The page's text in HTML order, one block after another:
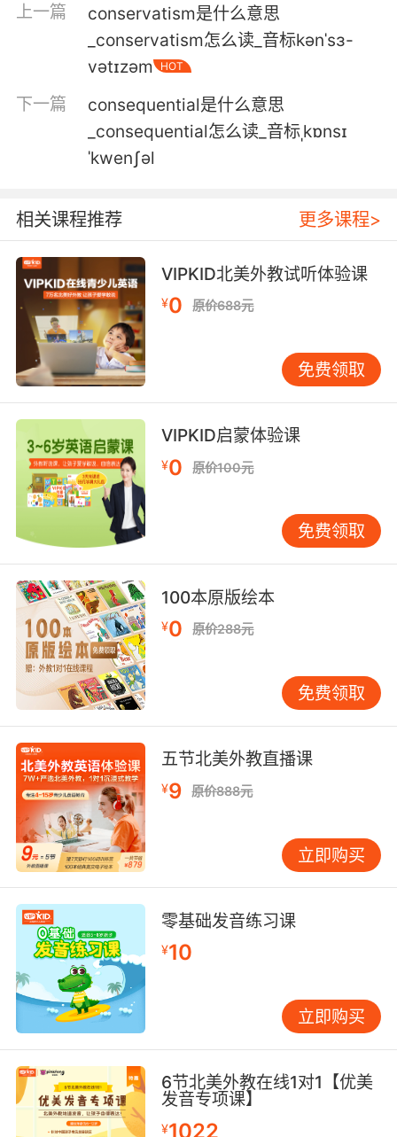
5. conservationists use them to catch and
collar mediumsize game.
6. conservationists are working hard to
protect and nurture these special forests.
林
from rangers, naturalists, conservationists,
even school groups.
我们在这里的工作 是处理来自于骑警 业余自然主
义者 环保主义者甚至是学校团体提供的信息
8. But conservationists now manage the
river's flow in such a way that it still creates
the sandbanks the cranes need.
但环境保护主义者们开始控制河水流动方式 从而
保留了鹤群所需要的沙丘
9. But if conservationists and the people who
prey can work together, there is still a chance
to save them.
但如果自然资源保护者 和不得已与这些猎食者共
同生活的人 可以共同努力 拯救它们仍有一线希望
上一篇
conservatism是什么意思
_conservatism怎么读_音标kənˈsɜ-
vətɪzəm
HOT
下一篇
consequential是什么意思
_consequential怎么读_音标ˌkɒnsɪ
ˈkwenʃəl
相关课程推荐 更多课程>
VIPKID北美外教试听体验课
¥0 原价688元
免费领取
VIPKID启蒙体验课
¥0 原价100元
免费领取
100本原版绘本
¥0 原价288元
免费领取
五节北美外教直播课
¥9 原价888元
立即购买
零基础发音练习课
¥10
立即购买
6节北美外教在线1对1【优美
发音专项课】
¥1022